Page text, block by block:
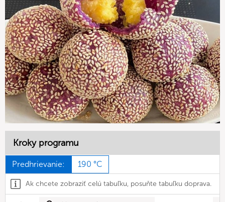
Kroky programu
Predhrievanie: 190 °C
Ak chcete zobraziť celú tabuľku, posuňte tabuľku doprava.